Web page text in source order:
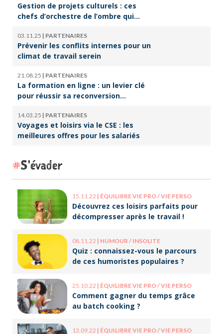
Gestion de projets culturels : ces
chefs d’orchestre de l’ombre qui
03.11.25 | PARTENAIRES
Prévenir les conflits internes pour un
climat de travail serein
21.08.25 | PARTENAIRES
La formation en ligne : un levier clé
pour réussir sa reconversion
14.03.25 | PARTENAIRES
Voyages et loisirs via le CSE : les
meilleures offres pour les salariés
S'évader
15.11.22 | ÉQUILIBRE VIE PRO / VIE PERSO
Découvrez ces loisirs parfaits pour
décompresser après le travail !
08.11.22 | HUMOUR / INSOLITE
Quiz : connaissez-vous le parcours
de ces humoristes populaires ?
25.10.22 | ÉQUILIBRE VIE PRO / VIE PERSO
Comment gagner du temps grâce
au batch cooking ?
13.09.22 | ÉQUILIBRE VIE PRO / VIE PERSO